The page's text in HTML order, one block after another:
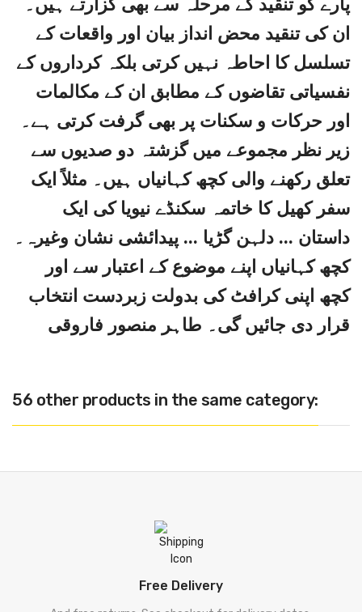
پارے کو تنقید کے مرحلہ سے بھی گزارتے ہیں۔
ان کی تنقید محض انداز بیان اور واقعات کے
تسلسل کا احاطہ نہیں کرتی بلکہ کرداروں کے
نفسیاتی تقاضوں کے مطابق ان کے مکالمات
اور حرکات و سکنات پر بھی گرفت کرتی ہے۔
زیر نظر مجموعے میں گزشتہ دو صدیوں سے
تعلق رکھنے والی کچھ کہانیاں ہیں۔ مثلاً ایک
سفر کھیل کا خاتمہ سکنڈے نیویا کی ایک
داستان ... دلہن گڑیا ... پیدائشی نشان وغیرہ۔
کچھ کہانیاں اپنے موضوع کے اعتبار سے اور
کچھ اپنی کرافٹ کی بدولت زبردست انتخاب
قرار دی جائیں گی۔ طاہر منصور فاروقی
56 other products in the same category:
Free Delivery